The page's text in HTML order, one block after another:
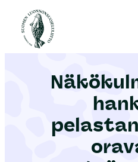
Etusivu